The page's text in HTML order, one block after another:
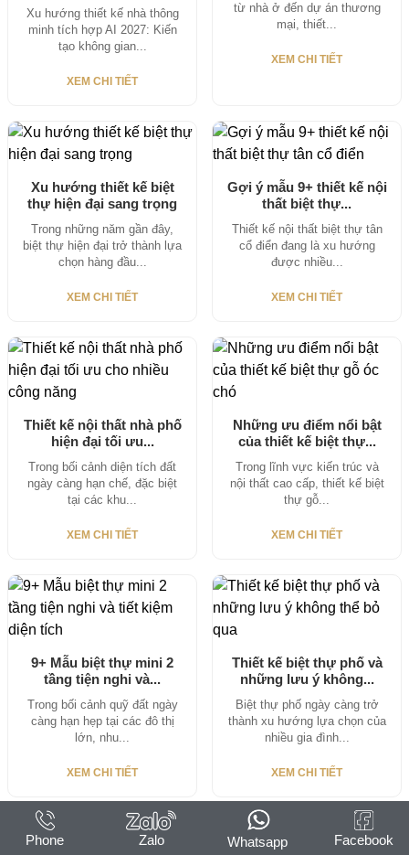
Xu hướng thiết kế nhà thông
minh tích hợp AI 2027: Kiến
tạo không gian...
XEM CHI TIẾT
từ nhà ở đến dự án thương
mại, thiết...
XEM CHI TIẾT
Xu hướng thiết kế biệt
thự hiện đại sang trọng
Trong những năm gần đây,
biệt thự hiện đại trở thành lựa
chọn hàng đầu...
XEM CHI TIẾT
Gợi ý mẫu 9+ thiết kế nội
thất biệt thự...
Thiết kế nội thất biệt thự tân
cổ điển đang là xu hướng
được nhiều...
XEM CHI TIẾT
Thiết kế nội thất nhà phố
hiện đại tối ưu...
Trong bối cảnh diện tích đất
ngày càng hạn chế, đặc biệt
tại các khu...
XEM CHI TIẾT
Những ưu điểm nổi bật
của thiết kế biệt thự...
Trong lĩnh vực kiến trúc và
nội thất cao cấp, thiết kế biệt
thự gỗ...
XEM CHI TIẾT
9+ Mẫu biệt thự mini 2
tầng tiện nghi và...
Trong bối cảnh quỹ đất ngày
càng hạn hẹp tại các đô thị
lớn, nhu...
XEM CHI TIẾT
Thiết kế biệt thự phố và
những lưu ý không...
Biệt thự phố ngày càng trở
thành xu hướng lựa chọn của
nhiều gia đình...
XEM CHI TIẾT
Phone Zalo Whatsapp Facebook